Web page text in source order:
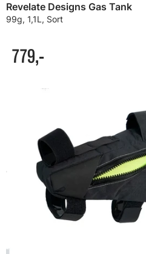
Revelate Designs Gas Tank
99g, 1,1L, Sort
779,-